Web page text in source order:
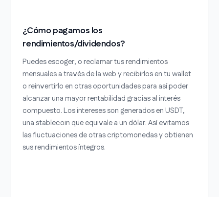
¿Cómo pagamos los
rendimientos/dividendos?
Puedes escoger, o reclamar tus rendimientos
mensuales a través de la web y recibirlos en tu wallet
o reinvertirlo en otras oportunidades para así poder
alcanzar una mayor rentabilidad gracias al interés
compuesto. Los intereses son generados en USDT,
una stablecoin que equivale a un dólar. Así evitamos
las fluctuaciones de otras criptomonedas y obtienen
sus rendimientos íntegros.